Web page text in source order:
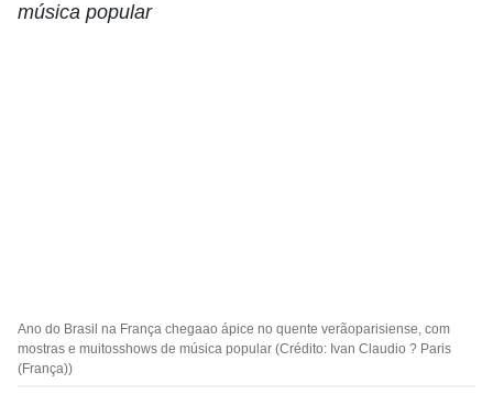
música popular
Ano do Brasil na França chegaao ápice no quente verãoparisiense, com
mostras e muitosshows de música popular (Crédito: Ivan Claudio ? Paris
(França))